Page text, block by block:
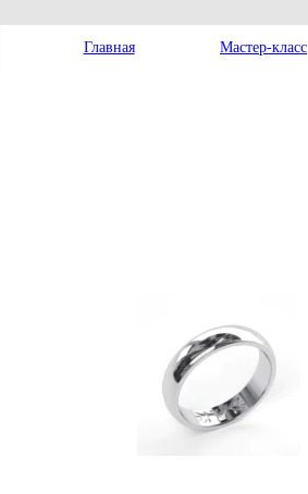
Главная Мастер-класс